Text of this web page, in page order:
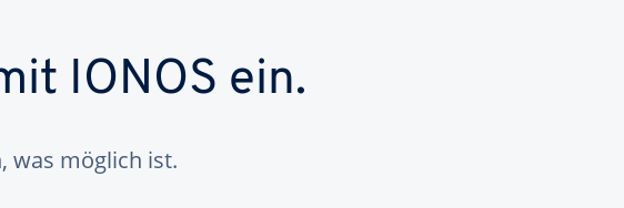
IONOS ein.
was möglich ist.